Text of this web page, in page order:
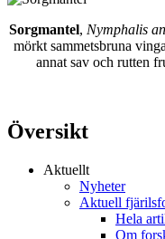
Sorgmantel, Nymphalis
mörkt sammetsbruna
annat sav och rutten
Översikt
Aktuellt
Nyheter
Aktuell
Hela
Om